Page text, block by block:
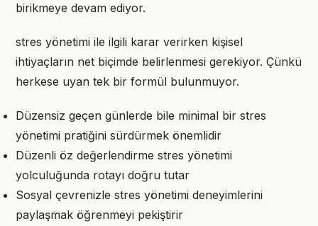
birikmeye devam ediyor.
stres yönetimi ile ilgili karar verirken kişisel
ihtiyaçların net biçimde belirlenmesi gerekiyor. Çünkü
herkese uyan tek bir formül bulunmuyor.
Düzensiz geçen günlerde bile minimal bir stres
yönetimi pratiğini sürdürmek önemlidir
Düzenli öz değerlendirme stres yönetimi
yolculuğunda rotayı doğru tutar
Sosyal çevrenizle stres yönetimi deneyimlerini
paylaşmak öğrenmeyi pekiştirir